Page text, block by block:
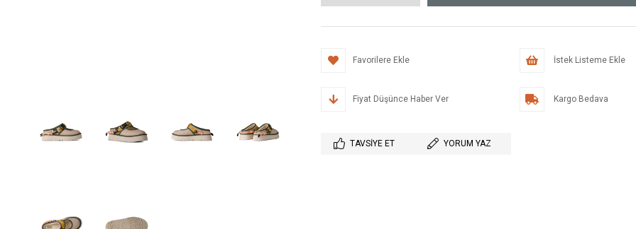
Favorilere Ekle İstek Listeme Ekle
Fiyat Düşünce Haber Ver Kargo Bedava
TAVSIYE ET YORUM YAZ